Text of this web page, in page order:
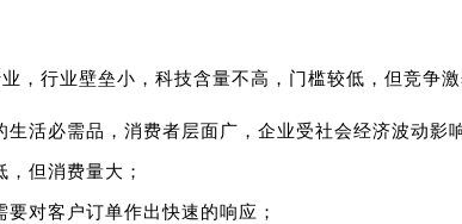
，行业壁垒小，科技含量不高，门槛较低，但竞争
活必需品，消费者层面广，企业受社会经济波动影
但消费量大；
对客户订单作出快速的响应；